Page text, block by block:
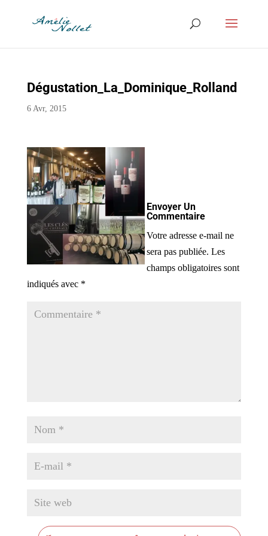
Dégustation_La_Dominique_Rolland
6 Avr, 2015
Envoyer Un
Commentaire
Votre adresse e-mail ne
sera pas publiée. Les
champs obligatoires sont
indiqués avec *